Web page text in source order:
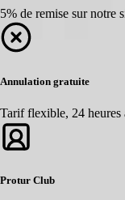
5% de remise sur notre
Annulation gratuite
Tarif flexible, 24 heures
Protur Club